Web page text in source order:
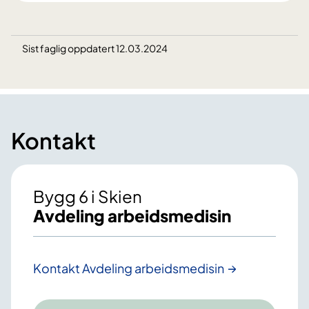
Sist faglig oppdatert 12.03.2024
Kontakt
Bygg 6 i Skien
Avdeling arbeidsmedisin
Kontakt Avdeling arbeidsmedisin